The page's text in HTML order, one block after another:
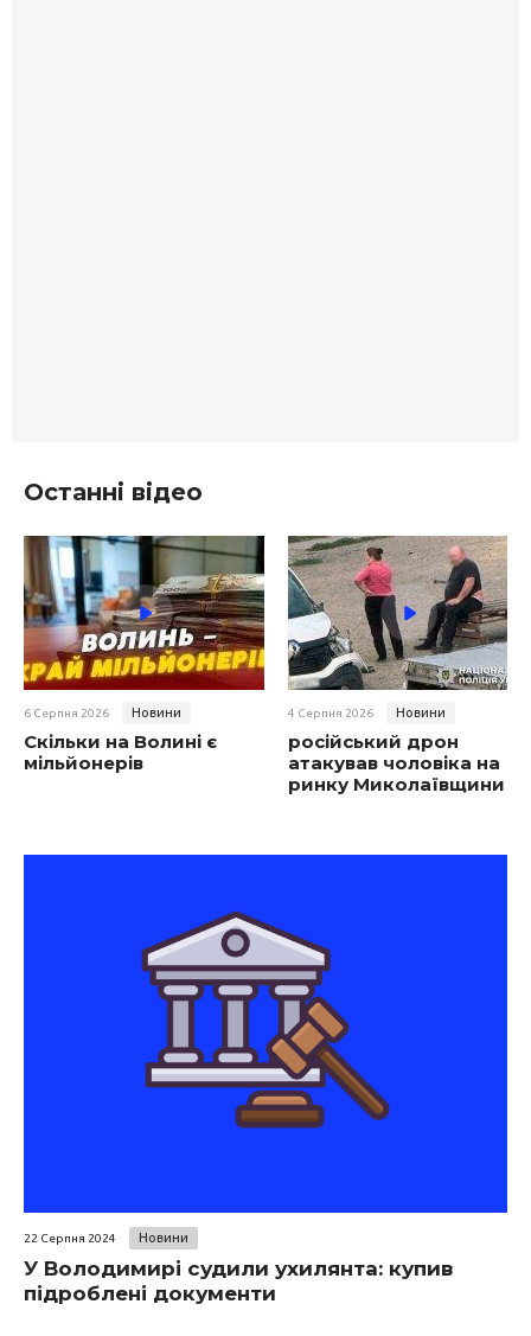
Останні відео
6 Серпня 2026 Новини
Скільки на Волині є
мільйонерів
4 Серпня 2026 Новини
російський дрон
атакував чоловіка на
ринку Миколаївщини
22 Серпня 2024 Новини
У Володимирі судили ухилянта: купив
підроблені документи